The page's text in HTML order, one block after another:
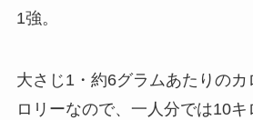
1強。
大さじ1・約6グラムあたりのカ
ロリーなので、一人分では10キ